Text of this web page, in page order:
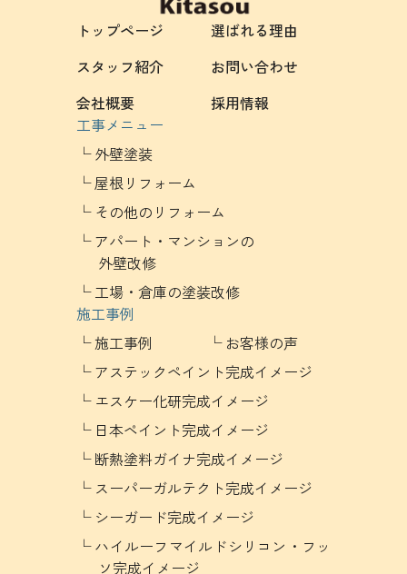
トップページ
選ばれる理由
スタッフ紹介
お問い合わせ
会社概要
採用情報
工事メニュー
外壁塗装
屋根リフォーム
その他のリフォーム
アパート・マンションの
外壁改修
工場・倉庫の塗装改修
施工事例
施工事例
お客様の声
アステックペイント完成イメージ
エスケー化研完成イメージ
日本ペイント完成イメージ
断熱塗料ガイナ完成イメージ
スーパーガルテクト完成イメージ
シーガード完成イメージ
ハイルーフマイルドシリコン・フッ
ソ完成イメージ